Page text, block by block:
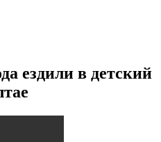
ездили в детский